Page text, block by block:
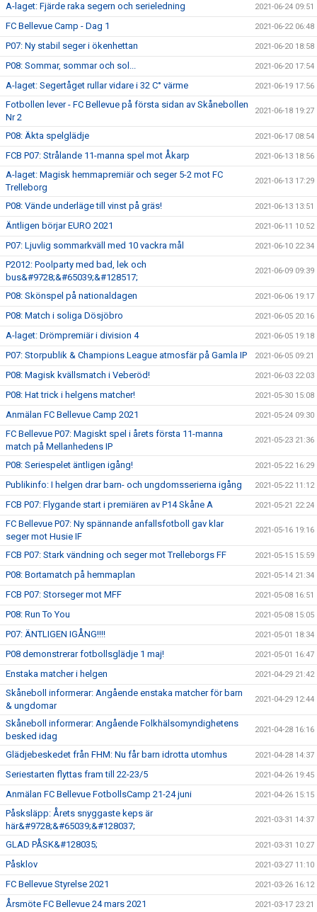
A-laget: Fjärde raka segern och serieledning 2021-06-24 09:51
FC Bellevue Camp - Dag 1 2021-06-22 06:48
P07: Ny stabil seger i ökenhettan 2021-06-20 18:58
P08: Sommar, sommar och sol... 2021-06-20 17:54
A-laget: Segertåget rullar vidare i 32 C° värme 2021-06-19 17:56
Fotbollen lever - FC Bellevue på första sidan av Skånebollen
Nr 2
2021-06-18 19:27
P08: Äkta spelglädje 2021-06-17 08:54
FCB P07: Strålande 11-manna spel mot Åkarp 2021-06-13 18:56
A-laget: Magisk hemmapremiär och seger 5-2 mot FC
Trelleborg
2021-06-13 17:29
P08: Vände underläge till vinst på gräs! 2021-06-13 13:51
Äntligen börjar EURO 2021 2021-06-11 10:52
P07: Ljuvlig sommarkväll med 10 vackra mål 2021-06-10 22:34
P2012: Poolparty med bad, lek och
bus&#9728;&#65039;&#128517;
2021-06-09 09:39
P08: Skönspel på nationaldagen 2021-06-06 19:17
P08: Match i soliga Dösjöbro 2021-06-05 20:16
A-laget: Drömpremiär i division 4 2021-06-05 19:18
P07: Storpublik & Champions League atmosfär på Gamla IP 2021-06-05 09:21
P08: Magisk kvällsmatch i Veberöd! 2021-06-03 22:03
P08: Hat trick i helgens matcher! 2021-05-30 15:08
Anmälan FC Bellevue Camp 2021 2021-05-24 09:30
FC Bellevue P07: Magiskt spel i årets första 11-manna
match på Mellanhedens IP
2021-05-23 21:36
P08: Seriespelet äntligen igång! 2021-05-22 16:29
Publikinfo: I helgen drar barn- och ungdomsserierna igång 2021-05-22 11:12
FCB P07: Flygande start i premiären av P14 Skåne A 2021-05-21 22:24
FC Bellevue P07: Ny spännande anfallsfotboll gav klar
seger mot Husie IF
2021-05-16 19:16
FCB P07: Stark vändning och seger mot Trelleborgs FF 2021-05-15 15:59
P08: Bortamatch på hemmaplan 2021-05-14 21:34
FCB P07: Storseger mot MFF 2021-05-08 16:51
P08: Run To You 2021-05-08 15:05
P07: ÄNTLIGEN IGÅNG!!!! 2021-05-01 18:34
P08 demonstrerar fotbollsglädje 1 maj! 2021-05-01 16:47
Enstaka matcher i helgen 2021-04-29 21:42
Skåneboll informerar: Angående enstaka matcher för barn
& ungdomar
2021-04-29 12:44
Skåneboll informerar: Angående Folkhälsomyndighetens
besked idag
2021-04-28 16:16
Glädjebeskedet från FHM: Nu får barn idrotta utomhus 2021-04-28 14:37
Seriestarten flyttas fram till 22-23/5 2021-04-26 19:45
Anmälan FC Bellevue FotbollsCamp 21-24 juni 2021-04-26 15:15
Påsksläpp: Årets snyggaste keps är
här&#9728;&#65039;&#128037;
2021-03-31 14:37
GLAD PÅSK&#128035; 2021-03-31 10:27
Påsklov 2021-03-27 11:10
FC Bellevue Styrelse 2021 2021-03-26 16:12
Årsmöte FC Bellevue 24 mars 2021 2021-03-17 23:21